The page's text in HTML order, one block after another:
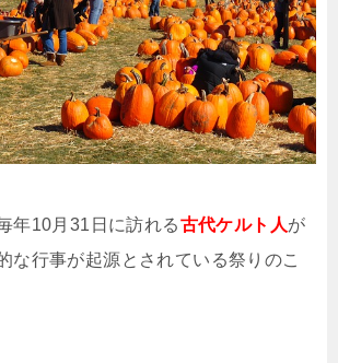
年10月31日に訪れる古代ケルト人が
な行事が起源とされている祭りのこ